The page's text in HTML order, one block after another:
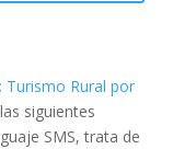
Turismo Rural por
siguientes
SMS, trata de